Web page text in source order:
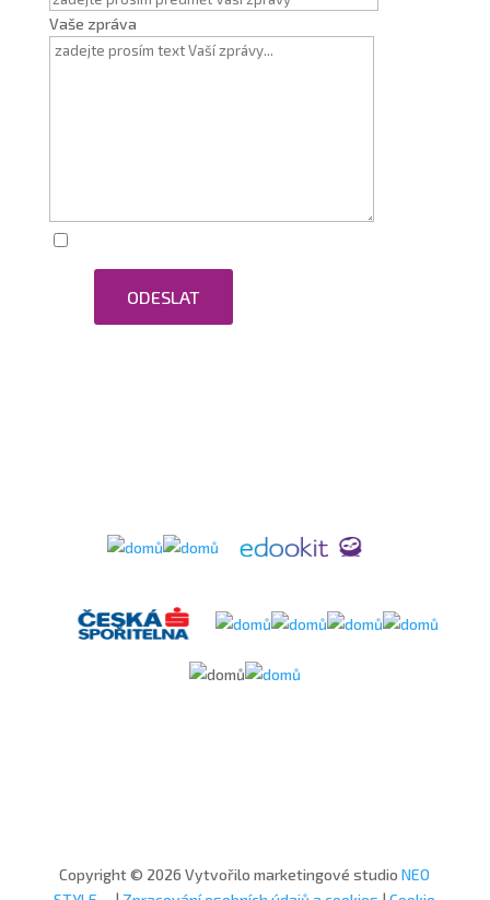
Vaše zpráva
ODESLAT
Copyright © 2026 Vytvořilo marketingové studioNEO